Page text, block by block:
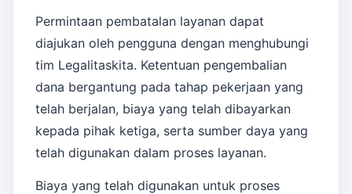
Permintaan pembatalan layanan dapat
diajukan oleh pengguna dengan menghubungi
tim Legalitaskita. Ketentuan pengembalian
dana bergantung pada tahap pekerjaan yang
telah berjalan, biaya yang telah dibayarkan
kepada pihak ketiga, serta sumber daya yang
telah digunakan dalam proses layanan.
Biaya yang telah digunakan untuk proses